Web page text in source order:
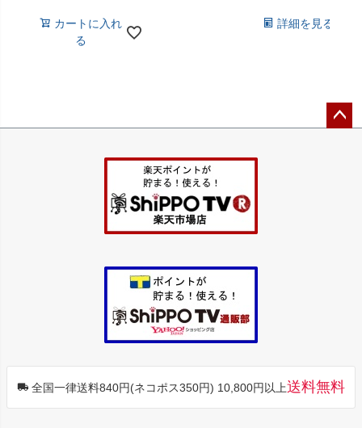
カートに入れ
る
詳細を見る
全国一律送料840円(ネコポス350円) 10,800円以上送料無料